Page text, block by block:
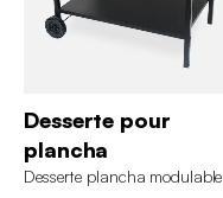
Desserte pour
plancha
Desserte plancha modulable